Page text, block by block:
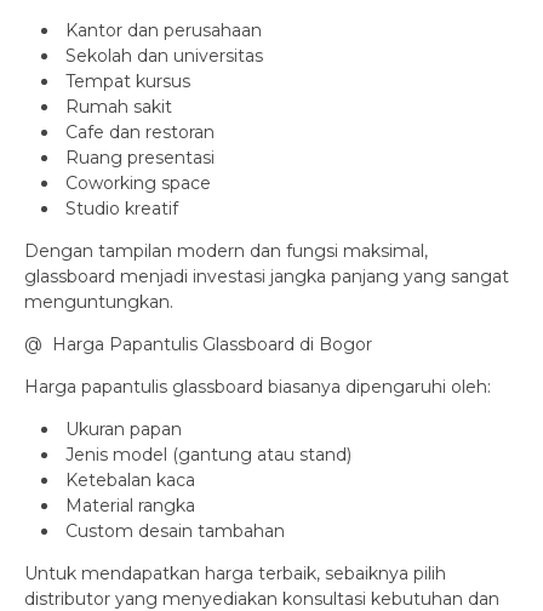
Kantor dan perusahaan
Sekolah dan universitas
Tempat kursus
Rumah sakit
Cafe dan restoran
Ruang presentasi
Coworking space
Studio kreatif
Dengan tampilan modern dan fungsi maksimal,
glassboard menjadi investasi jangka panjang yang sangat
menguntungkan.
@ Harga Papantulis Glassboard di Bogor
Harga papantulis glassboard biasanya dipengaruhi oleh:
Ukuran papan
Jenis model (gantung atau stand)
Ketebalan kaca
Material rangka
Custom desain tambahan
Untuk mendapatkan harga terbaik, sebaiknya pilih
distributor yang menyediakan konsultasi kebutuhan dan